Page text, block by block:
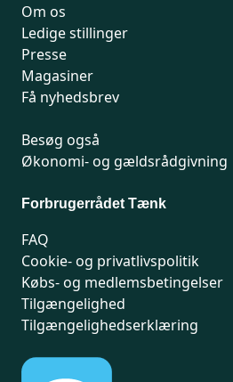
Om os
Ledige stillinger
Presse
Magasiner
Få nyhedsbrev
Besøg også
Økonomi- og gældsrådgivning
Forbrugerrådet Tænk
FAQ
Cookie- og privatlivspolitik
Købs- og medlemsbetingelser
Tilgængelighed
Tilgængelighedserklæring